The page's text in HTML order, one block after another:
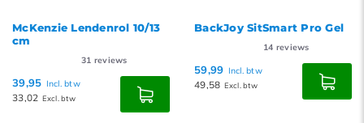
McKenzie Lendenrol 10/13
cm
31 reviews
39,95 Incl. btw
33,02 Excl. btw
BackJoy SitSmart Pro Gel
14 reviews
59,99 Incl. btw
49,58 Excl. btw